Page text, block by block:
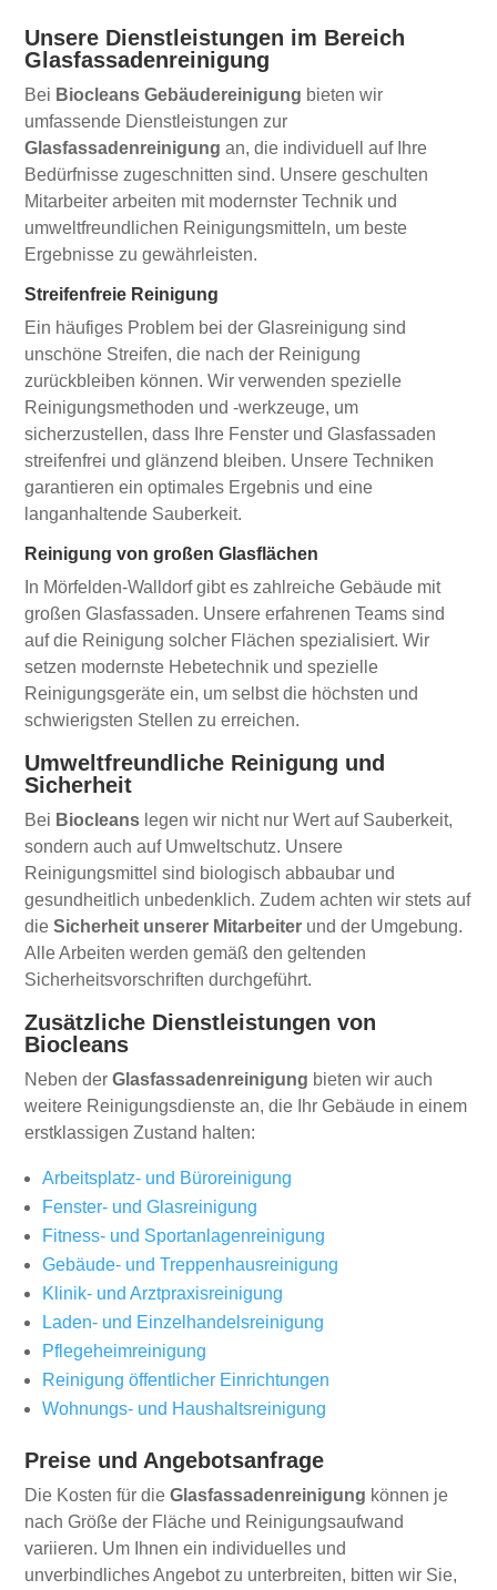
Unsere Dienstleistungen im Bereich
Glasfassadenreinigung
Bei Biocleans Gebäudereinigung bieten wir
umfassende Dienstleistungen zur
Glasfassadenreinigung an, die individuell auf Ihre
Bedürfnisse zugeschnitten sind. Unsere geschulten
Mitarbeiter arbeiten mit modernster Technik und
umweltfreundlichen Reinigungsmitteln, um beste
Ergebnisse zu gewährleisten.
Streifenfreie Reinigung
Ein häufiges Problem bei der Glasreinigung sind
unschöne Streifen, die nach der Reinigung
zurückbleiben können. Wir verwenden spezielle
Reinigungsmethoden und -werkzeuge, um
sicherzustellen, dass Ihre Fenster und Glasfassaden
streifenfrei und glänzend bleiben. Unsere Techniken
garantieren ein optimales Ergebnis und eine
langanhaltende Sauberkeit.
Reinigung von großen Glasflächen
In Mörfelden-Walldorf gibt es zahlreiche Gebäude mit
großen Glasfassaden. Unsere erfahrenen Teams sind
auf die Reinigung solcher Flächen spezialisiert. Wir
setzen modernste Hebetechnik und spezielle
Reinigungsgeräte ein, um selbst die höchsten und
schwierigsten Stellen zu erreichen.
Umweltfreundliche Reinigung und
Sicherheit
Bei Biocleans legen wir nicht nur Wert auf Sauberkeit,
sondern auch auf Umweltschutz. Unsere
Reinigungsmittel sind biologisch abbaubar und
gesundheitlich unbedenklich. Zudem achten wir stets auf
dieSicherheit unserer Mitarbeiter und der Umgebung.
Alle Arbeiten werden gemäß den geltenden
Sicherheitsvorschriften durchgeführt.
Zusätzliche Dienstleistungen von
Biocleans
Neben derGlasfassadenreinigung bieten wir auch
weitere Reinigungsdienste an, die Ihr Gebäude in einem
erstklassigen Zustand halten:
Arbeitsplatz- und Büroreinigung
Fenster- und Glasreinigung
Fitness- und Sportanlagenreinigung
Gebäude- und Treppenhausreinigung
Klinik- und Arztpraxisreinigung
Laden- und Einzelhandelsreinigung
Pflegeheimreinigung
Reinigung öffentlicher Einrichtungen
Wohnungs- und Haushaltsreinigung
Preise und Angebotsanfrage
Die Kosten für dieGlasfassadenreinigung können je
nach Größe der Fläche und Reinigungsaufwand
variieren. Um Ihnen ein individuelles und
unverbindliches Angebot zu unterbreiten, bitten wir Sie,